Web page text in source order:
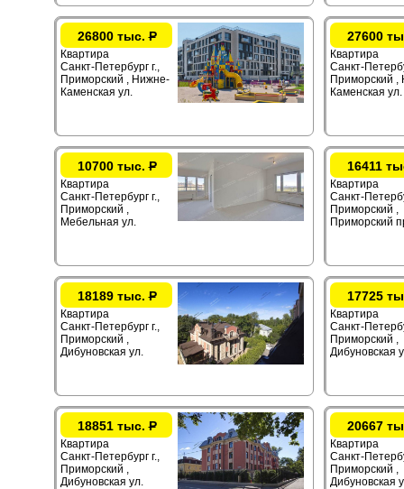
26800 тыс.Р
Квартира
Санкт-Петербург г.,
Приморский , Нижне-
Каменская ул.
27600
Квартира
Санкт-
Приморский ,
Каменская ул.
10700 тыс.Р
Квартира
Санкт-Петербург г.,
Приморский ,
Мебельная ул.
16411
Квартира
Санкт-
Приморский ,
Приморский
18189 тыс.Р
Квартира
Санкт-Петербург г.,
Приморский ,
Дибуновская ул.
17725
Квартира
Санкт-
Приморский ,
Дибуновская
18851 тыс.Р
Квартира
Санкт-Петербург г.,
Приморский ,
Дибуновская ул.
20667
Квартира
Санкт-
Приморский ,
Дибуновская